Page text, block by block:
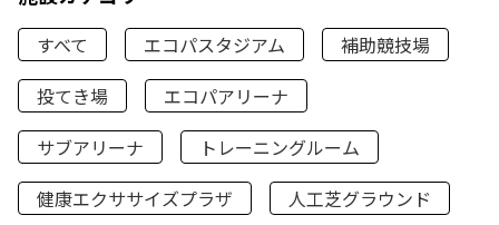
すべて エコパスタジアム
補助競技場
投てき場
エコパアリーナ
サブアリーナ
トレーニングルーム
健康エクササイズプラザ
人工芝グラウンド